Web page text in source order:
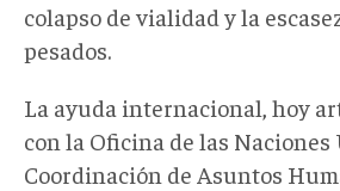
colapso de vialidad y la
pesados.
La ayuda internacional, hoy
con la Oficina de las Naciones
Coordinación de Asuntos